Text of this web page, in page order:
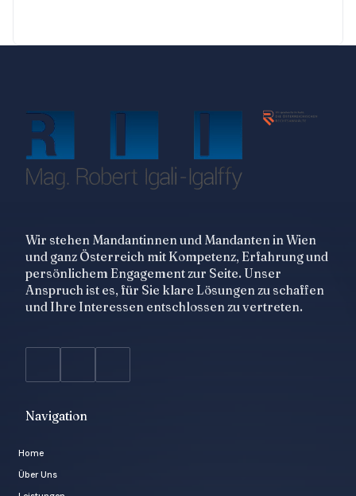
Wir stehen Mandantinnen und Mandanten in Wien
und ganz Österreich mit Kompetenz, Erfahrung und
persönlichem Engagement zur Seite. Unser
Anspruch ist es, für Sie klare Lösungen zu schaffen
und Ihre Interessen entschlossen zu vertreten.
Navigation
Home
Über Uns